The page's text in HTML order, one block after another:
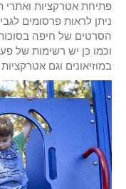
פתיחת אטרקציות ואתרי
ניתן לראות פרסומים
הסרטים של חיפה
וכמו כן יש רשימות של
במוזיאונים וגם